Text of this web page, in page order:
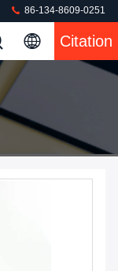
86-134-8609-0251
Citation